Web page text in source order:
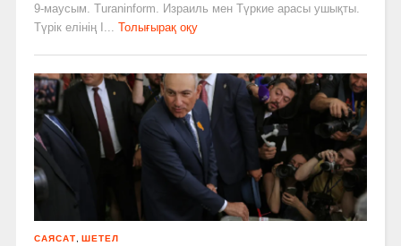
9-маусым. Turaninform. Израиль мен Түркие арасы ушықты.
Түрік елінің І...
Толығырақ оқу
САЯСАТ ШЕТЕЛ